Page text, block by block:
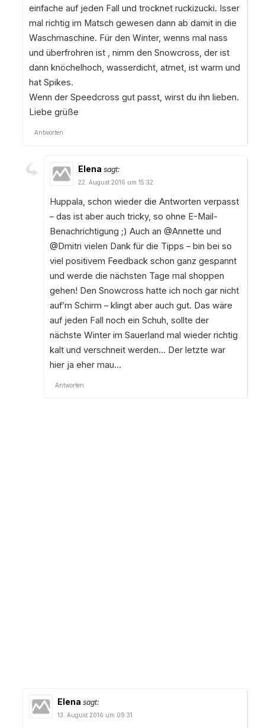
einfache auf jeden Fall und trocknet ruckizucki. Isser
mal richtig im Matsch gewesen dann ab damit in die
Waschmaschine. Für den Winter, wenns mal nass
und überfrohren ist , nimm den Snowcross, der ist
dann knöchelhoch, wasserdicht, atmet, ist warm und
hat Spikes.
Wenn der Speedcross gut passt, wirst du ihn lieben.
Liebe grüße
Antworten
Elena sagt:
22. August 2016 um 15:32
Huppala, schon wieder die Antworten verpasst
– das ist aber auch tricky, so ohne E-Mail-
Benachrichtigung ;) Auch an @Annette und
@Dmitri vielen Dank für die Tipps – bin bei so
viel positivem Feedback schon ganz gespannt
und werde die nächsten Tage mal shoppen
gehen! Den Snowcross hatte ich noch gar nicht
auf’m Schirm – klingt aber auch gut. Das wäre
auf jeden Fall noch ein Schuh, sollte der
nächste Winter im Sauerland mal wieder richtig
kalt und verschneit werden… Der letzte war
hier ja eher mau…
Antworten
Elena sagt:
13. August 2016 um 09:31